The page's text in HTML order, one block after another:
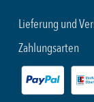
Lieferung und
Zahlungsarten